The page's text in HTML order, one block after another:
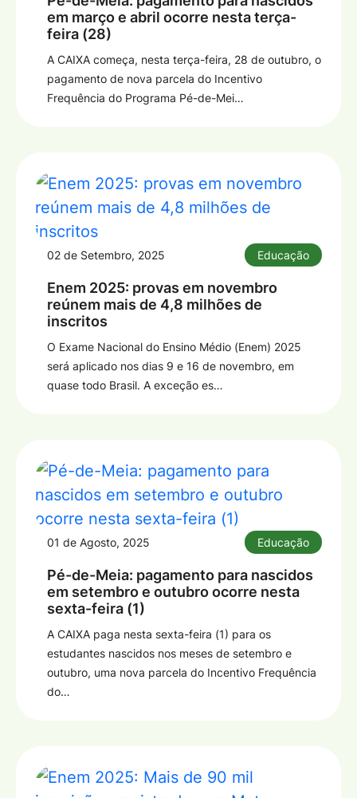
em março e abril ocorre nesta terça-
feira (28)
A CAIXA começa, nesta terça-feira, 28 de outubro, o
pagamento de nova parcela do Incentivo
Frequência do Programa Pé-de-Mei…
02 de Setembro, 2025 Educação
Enem 2025: provas em novembro
reúnem mais de 4,8 milhões de
inscritos
O Exame Nacional do Ensino Médio (Enem) 2025
será aplicado nos dias 9 e 16 de novembro, em
quase todo Brasil. A exceção es…
01 de Agosto, 2025 Educação
Pé-de-Meia: pagamento para nascidos
em setembro e outubro ocorre nesta
sexta-feira (1)
A CAIXA paga nesta sexta-feira (1) para os
estudantes nascidos nos meses de setembro e
outubro, uma nova parcela do Incentivo Frequência
do…